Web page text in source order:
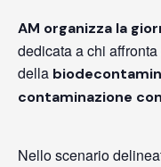
AM organizza la
dedicata a chi
della
contaminazione
Nello scenario